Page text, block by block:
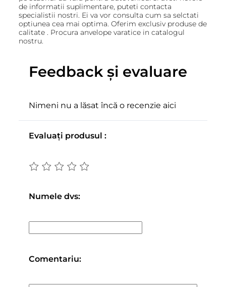
de informatii suplimentare, puteti contacta
specialistii nostri. Ei va vor consulta cum sa selctati
optiunea cea mai optima. Oferim exclusiv produse de
calitate . Procura anvelope varatice in catalogul
nostru.
Feedback și evaluare
Nimeni nu a lăsat încă o recenzie aici
Evaluați produsul :
Numele dvs:
Comentariu: